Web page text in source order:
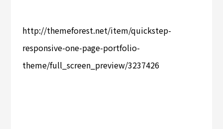
http://themeforest.net/item/quickstep-
responsive-one-page-portfolio-
theme/full_screen_preview/3237426